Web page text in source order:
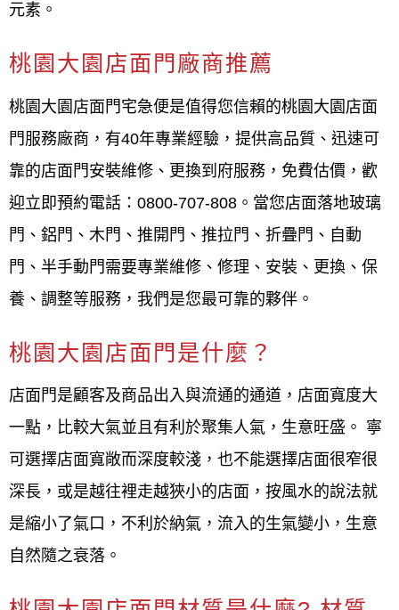
場商，施工過程嚴格把關，讓客戶有更優良的品質，
696-696 ，我們都有專人來為您解答。
元素。
桃園大園店面門廠商推薦
桃園大園店面門宅急便是值得您信賴的桃園大園店面
門服務廠商，有40年專業經驗，提供高品質、迅速可
靠的店面門安裝維修、更換到府服務，免費估價，歡
迎立即預約電話：0800-707-808。當您店面落地玻璃
門、鋁門、木門、推開門、推拉門、折疊門、自動
門、半手動門需要專業維修、修理、安裝、更換、保
養、調整等服務，我們是您最可靠的夥伴。
桃園大園店面門是什麼？
店面門是顧客及商品出入與流通的通道，店面寬度大
一點，比較大氣並且有利於聚集人氣，生意旺盛。 寧
可選擇店面寬敞而深度較淺，也不能選擇店面很窄很
深長，或是越往裡走越狹小的店面，按風水的說法就
是縮小了氣口，不利於納氣，流入的生氣變小，生意
自然隨之衰落。